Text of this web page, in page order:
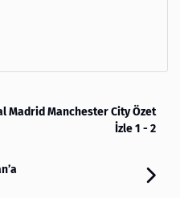
Madrid Manchester City Özet
İzle 1 - 2